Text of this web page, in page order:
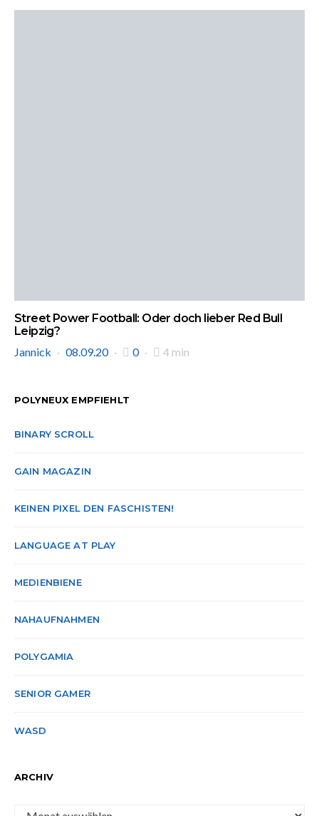
Street Power Football: Oder doch lieber Red Bull
Leipzig?
Jannick
08.09.20 0 4 min
POLYNEUX EMPFIEHLT
BINARY SCROLL
GAIN MAGAZIN
KEINEN PIXEL DEN FASCHISTEN!
LANGUAGE AT PLAY
MEDIENBIENE
NAHAUFNAHMEN
POLYGAMIA
SENIOR GAMER
WASD
ARCHIV
Archiv